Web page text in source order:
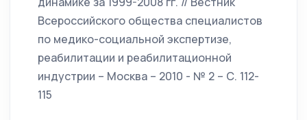
Всероссийского общества специалистов
по медико-социальной экспертизе,
реабилитации и реабилитационной
индустрии – Москва – 2010 - № 2 – С. 112-
115